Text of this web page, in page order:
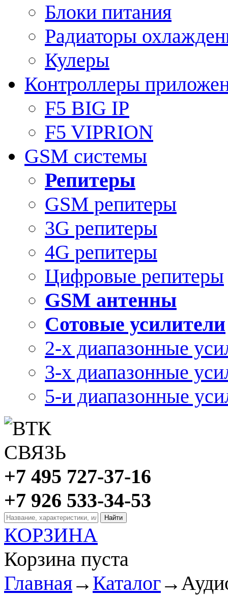
Блоки питания
Радиаторы
Кулеры
Контроллеры
F5 BIG IP
F5 VIPRION
GSM системы
Репитеры
GSM репитеры
3G репитеры
4G репитеры
Цифровые репитеры
GSM антенны
Сотовые усилители
2-х диапазонные
3-х диапазонные
5-и диапазонные
+7 495 727-37-16
+7 926 533-34-53
КОРЗИНА
Корзина пуста
Главная→ Каталог→